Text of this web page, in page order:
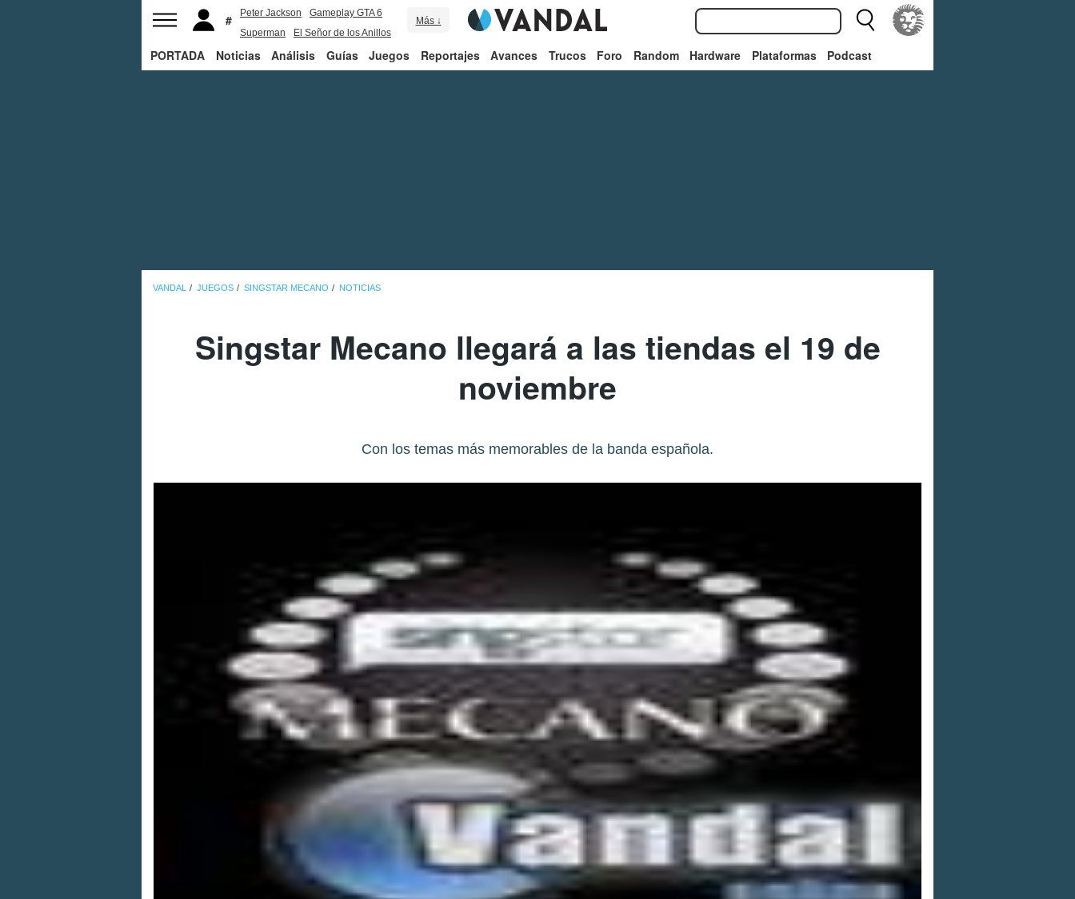
Peter Jackson
Gameplay GTA 6
Superman
El Señor de los Anillos
Más ↓
PORTADA Noticias Análisis Guías Juegos Reportajes Avances Trucos Foro Random Hardware Plataformas Podcast
VANDAL JUEGOS SINGSTAR MECANO NOTICIAS
Singstar Mecano llegará a las tiendas el 19 de
noviembre
Con los temas más memorables de la banda española.